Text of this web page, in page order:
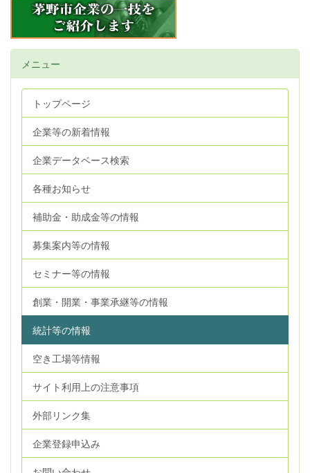
メニュー
トップページ
企業等の新着情報
企業データベース検索
各種お知らせ
補助金・助成金等の情報
募集案内等の情報
セミナー等の情報
創業・開業・事業承継等の情報
統計等の情報
空き工場等情報
サイト利用上の注意事項
外部リンク集
企業登録申込み